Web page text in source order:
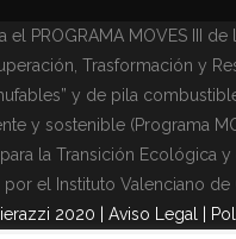
PROGRAMA MOVES III
Trasformación y
y de pila
y sostenible (Programa
la Transición Ecológica
el Instituto Valenciano de
2020 | Aviso Legal |